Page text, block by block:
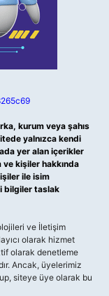
kurum veya şahıs
yalnızca kendi
yer alan içerikler
kişiler hakkında
ile isim
bilgiler taslak
ve İletişim
olarak hizmet
olarak denetleme
Ancak, üyelerimiz
siteye üye olarak bu